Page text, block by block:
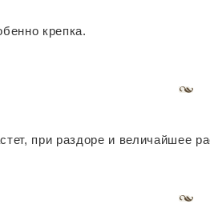
крепка.
при раздоре и величайшее